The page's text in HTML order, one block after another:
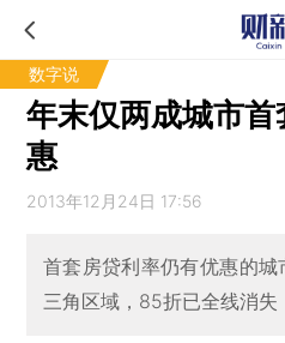
数字说
年末仅两成城市
惠
2013年12月24日 17:56
首套房贷利率仍有优惠的
三角区域，85折已全线消失